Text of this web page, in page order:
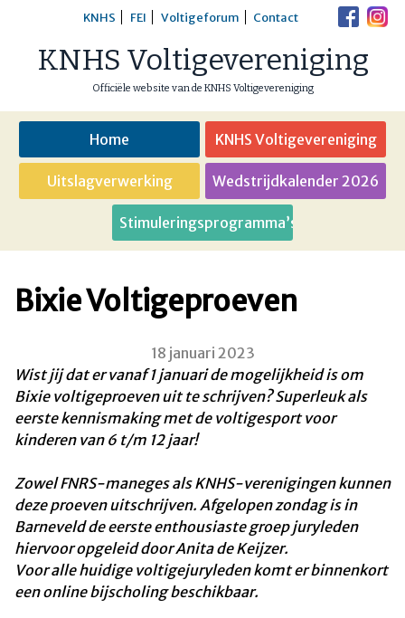
content
KNHS FEI Voltigeforum Contact
KNHS Voltigevereniging
Officiële website van de KNHS Voltigevereniging
Home KNHS Voltigevereniging
Uitslagverwerking Wedstrijdkalender 2026
Stimuleringsprogramma’s
Bixie Voltigeproeven
18 januari 2023
Wist jij dat er vanaf 1 januari de mogelijkheid is om
Bixie voltigeproeven uit te schrijven? Superleuk als
eerste kennismaking met de voltigesport voor
kinderen van 6 t/m 12 jaar!
Zowel FNRS-maneges als KNHS-verenigingen kunnen
deze proeven uitschrijven. Afgelopen zondag is in
Barneveld de eerste enthousiaste groep juryleden
hiervoor opgeleid door Anita de Keijzer.
Voor alle huidige voltigejuryleden komt er binnenkort
een online bijscholing beschikbaar.